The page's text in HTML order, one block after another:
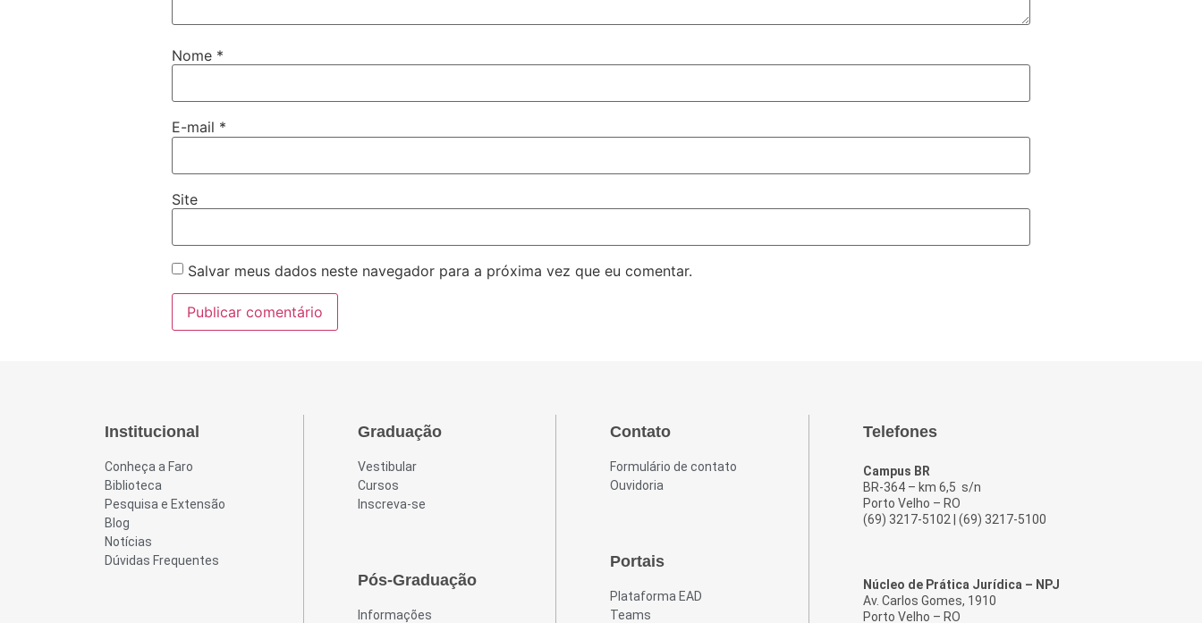
Nome *
E-mail *
Site
Salvar meus dados neste navegador para a próxima vez que eu comentar.
Institucional
Conheça a Faro
Biblioteca
Pesquisa e Extensão
Blog
Notícias
Dúvidas Frequentes
Graduação
Vestibular
Cursos
Inscreva-se
Pós-Graduação
Informações
Contato
Formulário de contato
Ouvidoria
Portais
Plataforma EAD
Teams
Telefones
Campus BR
BR-364 – km 6,5 s/n
Porto Velho – RO
(69) 3217-5102 | (69) 3217-5100
Núcleo de Prática Jurídica – NPJ
Av. Carlos Gomes, 1910
Porto Velho – RO